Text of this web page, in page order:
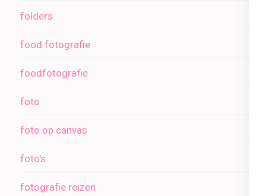
folders
food fotografie
foodfotografie
foto
foto op canvas
foto's
fotografie reizen